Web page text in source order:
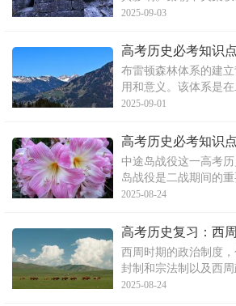
经济根源、现实需要和
接任免中央和地方的
制度包括皇帝制、中
容。其影响既有积极的
2025-09-03
高考历史必考知识
布雷顿森林体系的建
用和意义。该体系是
的国际货币体系，包括
挂钩、固定汇率制度等
时结束了货币金融领
各国经济发展和扩大了
2025-09-01
高考历史必考知识
中途岛战役这一高考
岛战役是二战期间的重
航线中途，因其地理位
功击退了日本海军的攻
区的主动权。文章介
划和战役前的准备情
2025-08-24
高考历史复习：西
西周时期的政治制度
封制和宗法制以及西周
点介绍了分封制的目的
2025-08-24